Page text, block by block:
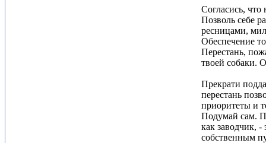
Согласись, что
Позволь себе
ресницами,
Обеспечение
Перестань,
твоей собаки.
Прекрати
перестань
приоритеты и
Подумай сам.
как заводчик,
собственным